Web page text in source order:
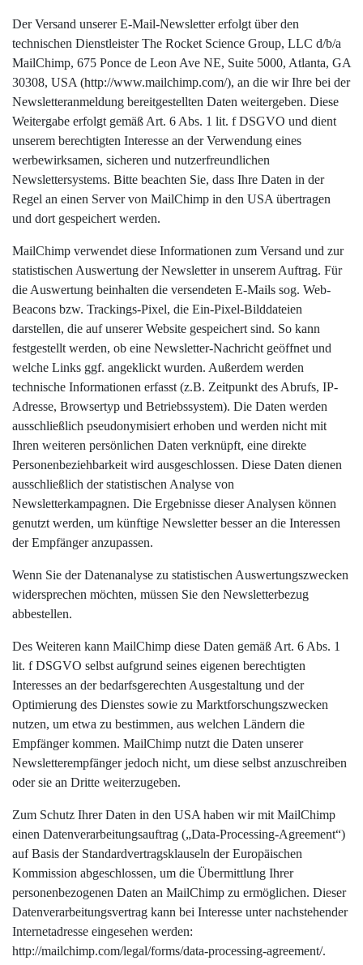
Der Versand unserer E-Mail-Newsletter erfolgt über den
technischen Dienstleister The Rocket Science Group, LLC d/b/a
MailChimp, 675 Ponce de Leon Ave NE, Suite 5000, Atlanta, GA
30308, USA (http://www.mailchimp.com/), an die wir Ihre bei der
Newsletteranmeldung bereitgestellten Daten weitergeben. Diese
Weitergabe erfolgt gemäß Art. 6 Abs. 1 lit. f DSGVO und dient
unserem berechtigten Interesse an der Verwendung eines
werbewirksamen, sicheren und nutzerfreundlichen
Newslettersystems. Bitte beachten Sie, dass Ihre Daten in der
Regel an einen Server von MailChimp in den USA übertragen
und dort gespeichert werden.
MailChimp verwendet diese Informationen zum Versand und zur
statistischen Auswertung der Newsletter in unserem Auftrag. Für
die Auswertung beinhalten die versendeten E-Mails sog. Web-
Beacons bzw. Trackings-Pixel, die Ein-Pixel-Bilddateien
darstellen, die auf unserer Website gespeichert sind. So kann
festgestellt werden, ob eine Newsletter-Nachricht geöffnet und
welche Links ggf. angeklickt wurden. Außerdem werden
technische Informationen erfasst (z.B. Zeitpunkt des Abrufs, IP-
Adresse, Browsertyp und Betriebssystem). Die Daten werden
ausschließlich pseudonymisiert erhoben und werden nicht mit
Ihren weiteren persönlichen Daten verknüpft, eine direkte
Personenbeziehbarkeit wird ausgeschlossen. Diese Daten dienen
ausschließlich der statistischen Analyse von
Newsletterkampagnen. Die Ergebnisse dieser Analysen können
genutzt werden, um künftige Newsletter besser an die Interessen
der Empfänger anzupassen.
Wenn Sie der Datenanalyse zu statistischen Auswertungszwecken
widersprechen möchten, müssen Sie den Newsletterbezug
abbestellen.
Des Weiteren kann MailChimp diese Daten gemäß Art. 6 Abs. 1
lit. f DSGVO selbst aufgrund seines eigenen berechtigten
Interesses an der bedarfsgerechten Ausgestaltung und der
Optimierung des Dienstes sowie zu Marktforschungszwecken
nutzen, um etwa zu bestimmen, aus welchen Ländern die
Empfänger kommen. MailChimp nutzt die Daten unserer
Newsletterempfänger jedoch nicht, um diese selbst anzuschreiben
oder sie an Dritte weiterzugeben.
Zum Schutz Ihrer Daten in den USA haben wir mit MailChimp
einen Datenverarbeitungsauftrag („Data-Processing-Agreement“)
auf Basis der Standardvertragsklauseln der Europäischen
Kommission abgeschlossen, um die Übermittlung Ihrer
personenbezogenen Daten an MailChimp zu ermöglichen. Dieser
Datenverarbeitungsvertrag kann bei Interesse unter nachstehender
Internetadresse eingesehen werden:
http://mailchimp.com/legal/forms/data-processing-agreement/.